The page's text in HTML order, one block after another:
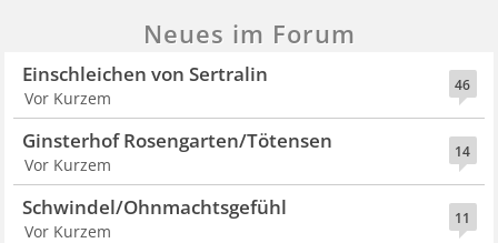
Neues im Forum
46
Einschleichen von Sertralin
Vor Kurzem
14
Ginsterhof Rosengarten/Tötensen
Vor Kurzem
11
Schwindel/Ohnmachtsgefühl
Vor Kurzem